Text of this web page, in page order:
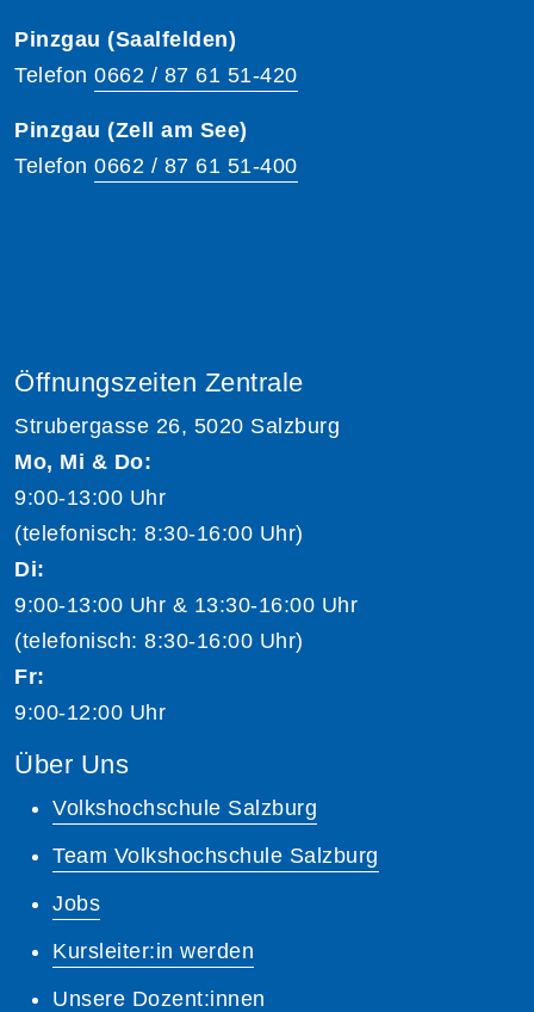
Pinzgau (Saalfelden)
Telefon 0662 / 87 61 51-420
Pinzgau (Zell am See)
Telefon 0662 / 87 61 51-400
Öffnungszeiten Zentrale
Strubergasse 26, 5020 Salzburg
Mo, Mi & Do:
9:00-13:00 Uhr
(telefonisch: 8:30-16:00 Uhr)
Di:
9:00-13:00 Uhr & 13:30-16:00 Uhr
(telefonisch: 8:30-16:00 Uhr)
Fr:
9:00-12:00 Uhr
Über Uns
Volkshochschule Salzburg
Team Volkshochschule Salzburg
Jobs
Kursleiter:in werden
Unsere Dozent:innen